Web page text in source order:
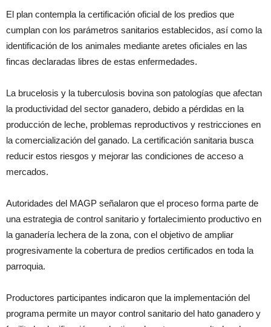
El plan contempla la certificación oficial de los predios que
cumplan con los parámetros sanitarios establecidos, así como la
identificación de los animales mediante aretes oficiales en las
fincas declaradas libres de estas enfermedades.
La brucelosis y la tuberculosis bovina son patologías que afectan
la productividad del sector ganadero, debido a pérdidas en la
producción de leche, problemas reproductivos y restricciones en
la comercialización del ganado. La certificación sanitaria busca
reducir estos riesgos y mejorar las condiciones de acceso a
mercados.
Autoridades del MAGP señalaron que el proceso forma parte de
una estrategia de control sanitario y fortalecimiento productivo en
la ganadería lechera de la zona, con el objetivo de ampliar
progresivamente la cobertura de predios certificados en toda la
parroquia.
Productores participantes indicaron que la implementación del
programa permite un mayor control sanitario del hato ganadero y